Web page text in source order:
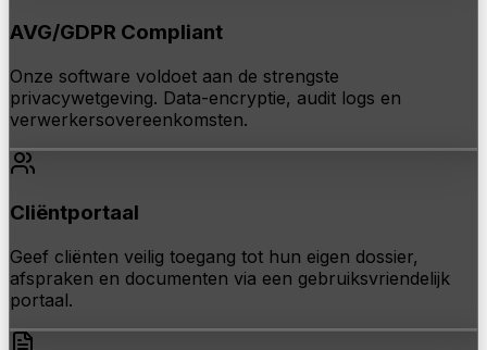
AVG/GDPR Compliant
Onze software voldoet aan de strengste
privacywetgeving. Data-encryptie, audit logs en
verwerkersovereenkomsten.
Cliëntportaal
Geef cliënten veilig toegang tot hun eigen dossier,
afspraken en documenten via een gebruiksvriendelijk
portaal.